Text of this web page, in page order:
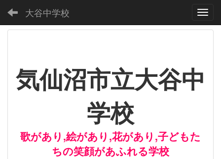
大谷中学校
気仙沼市立大谷中
学校
歌があり,絵があり,花があり,子どもた
ちの笑顔があふれる学校